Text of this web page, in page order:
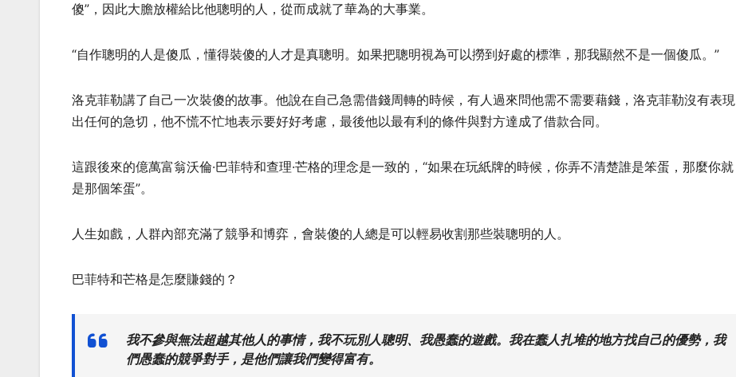
傻”，因此大膽放權給比他聰明的人，從而成就了華為的大事業。
“自作聰明的人是傻瓜，懂得裝傻的人才是真聰明。如果把聰明視為可以撈到好處的標準，那我顯然不是一個傻瓜。”
洛克菲勒講了自己一次裝傻的故事。他說在自己急需借錢周轉的時候，有人過來問他需不需要藉錢，洛克菲勒沒有表現
出任何的急切，他不慌不忙地表示要好好考慮，最後他以最有利的條件與對方達成了借款合同。
這跟後來的億萬富翁沃倫·巴菲特和查理·芒格的理念是一致的，“如果在玩紙牌的時候，你弄不清楚誰是笨蛋，那麼你就
是那個笨蛋”。
人生如戲，人群內部充滿了競爭和博弈，會裝傻的人總是可以輕易收割那些裝聰明的人。
巴菲特和芒格是怎麼賺錢的？
我不參與無法超越其他人的事情，我不玩別人聰明、我愚蠢的遊戲。我在蠢人扎堆的地方找自己的優勢，我
們愚蠢的競爭對手，是他們讓我們變得富有。